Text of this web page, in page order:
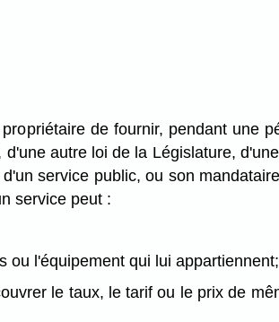
de fournir, pendant une
autre loi de la Législature,
service public, ou son
service peut :
ou l'équipement qui lui appartiennent;
le taux, le tarif ou le prix de